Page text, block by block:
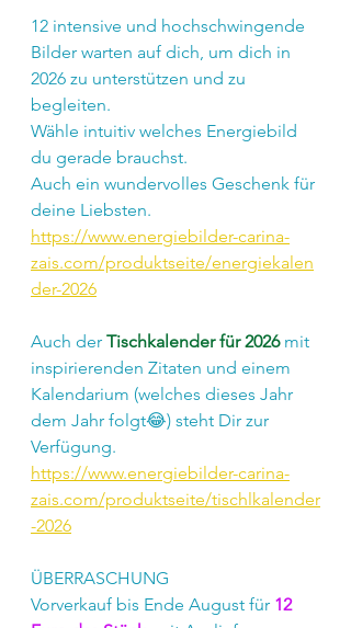
12 intensive und hochschwingende
Bilder warten auf dich, um dich in
2026 zu unterstützen und zu
begleiten.
Wähle intuitiv welches Energiebild
du gerade brauchst.
Auch ein wundervolles Geschenk für
deine Liebsten.
https://www.energiebilder-carina-
zais.com/produktseite/energiekalen
der-2026
Auch der Tischkalender für 2026 mit
inspirierenden Zitaten und einem
Kalendarium (welches dieses Jahr
dem Jahr folgt😂) steht Dir zur
Verfügung.
https://www.energiebilder-carina-
zais.com/produktseite/tischlkalender
-2026
ÜBERRASCHUNG
Vorverkauf bis Ende August für 12